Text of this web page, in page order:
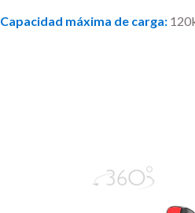
Capacidad máxima de carga: